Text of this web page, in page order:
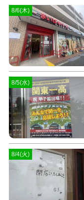
8/6(木)
8/5(水)
8/4(火)